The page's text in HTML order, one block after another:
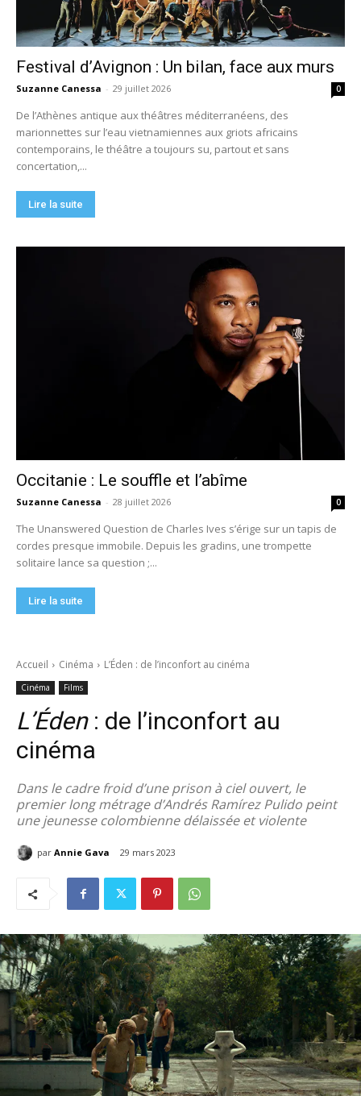
Festival d’Avignon : Un bilan, face aux murs
Suzanne Canessa - 29 juillet 2026 0
De l’Athènes antique aux théâtres méditerranéens, des
marionnettes sur l’eau vietnamiennes aux griots africains
contemporains, le théâtre a toujours su, partout et sans
concertation,...
Lire la suite
Occitanie : Le souffle et l’abîme
Suzanne Canessa - 28 juillet 2026 0
The Unanswered Question de Charles Ives s’érige sur un tapis de
cordes presque immobile. Depuis les gradins, une trompette
solitaire lance sa question ;...
Lire la suite